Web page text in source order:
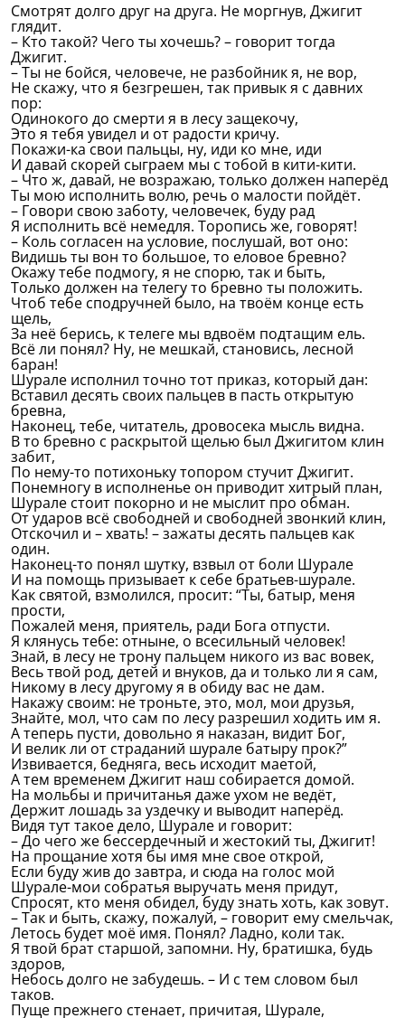
Смотрят долго друг на друга. Не моргнув, Джигит
глядит.
– Кто такой? Чего ты хочешь? – говорит тогда
Джигит.
– Ты не бойся, человече, не разбойник я, не вор,
Не скажу, что я безгрешен, так привык я с давних
пор:
Одинокого до смерти я в лесу защекочу,
Это я тебя увидел и от радости кричу.
Покажи-ка свои пальцы, ну, иди ко мне, иди
И давай скорей сыграем мы с тобой в кити-кити.
– Что ж, давай, не возражаю, только должен наперёд
Ты мою исполнить волю, речь о малости пойдёт.
– Говори свою заботу, человечек, буду рад
Я исполнить всё немедля. Торопись же, говорят!
– Коль согласен на условие, послушай, вот оно:
Видишь ты вон то большое, то еловое бревно?
Окажу тебе подмогу, я не спорю, так и быть,
Только должен на телегу то бревно ты положить.
Чтоб тебе сподручней было, на твоём конце есть
щель,
За неё берись, к телеге мы вдвоём подтащим ель.
Всё ли понял? Ну, не мешкай, становись, лесной
баран!
Шурале исполнил точно тот приказ, который дан:
Вставил десять своих пальцев в пасть открытую
бревна,
Наконец, тебе, читатель, дровосека мысль видна.
В то бревно с раскрытой щелью был Джигитом клин
забит,
По нему-то потихоньку топором стучит Джигит.
Понемногу в исполненье он приводит хитрый план,
Шурале стоит покорно и не мыслит про обман.
От ударов всё свободней и свободней звонкий клин,
Отскочил и – хвать! – зажаты десять пальцев как
один.
Наконец-то понял шутку, взвыл от боли Шурале
И на помощь призывает к себе братьев-шурале.
Как святой, взмолился, просит: “Ты, батыр, меня
прости,
Пожалей меня, приятель, ради Бога отпусти.
Я клянусь тебе: отныне, о всесильный человек!
Знай, в лесу не трону пальцем никого из вас вовек,
Весь твой род, детей и внуков, да и только ли я сам,
Никому в лесу другому я в обиду вас не дам.
Накажу своим: не троньте, это, мол, мои друзья,
Знайте, мол, что сам по лесу разрешил ходить им я.
А теперь пусти, довольно я наказан, видит Бог,
И велик ли от страданий шурале батыру прок?”
Извивается, бедняга, весь исходит маетой,
А тем временем Джигит наш собирается домой.
На мольбы и причитанья даже ухом не ведёт,
Держит лошадь за уздечку и выводит наперёд.
Видя тут такое дело, Шурале и говорит:
– До чего же бессердечный и жестокий ты, Джигит!
На прощание хотя бы имя мне свое открой,
Если буду жив до завтра, и сюда на голос мой
Шурале-мои собратья выручать меня придут,
Спросят, кто меня обидел, буду знать хоть, как зовут.
– Так и быть, скажу, пожалуй, – говорит ему смельчак,
Летось будет моё имя. Понял? Ладно, коли так.
Я твой брат старшой, запомни. Ну, братишка, будь
здоров,
Небось долго не забудешь. – И с тем словом был
таков.
Пуще прежнего стенает, причитая, Шурале,